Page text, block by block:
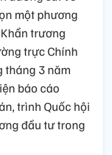
một phương
trương
trực Chính
tháng 3 năm
báo cáo
trình Quốc hội
đầu tư trong